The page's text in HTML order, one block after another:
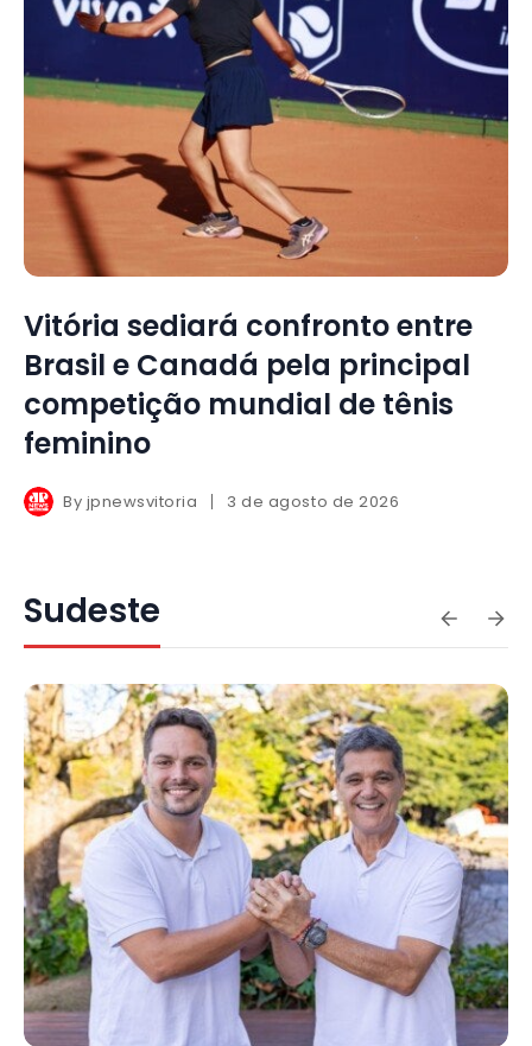
Vitória sediará confronto entre
Brasil e Canadá pela principal
competição mundial de tênis
feminino
By jpnewsvitoria 3 de agosto de 2026
Sudeste